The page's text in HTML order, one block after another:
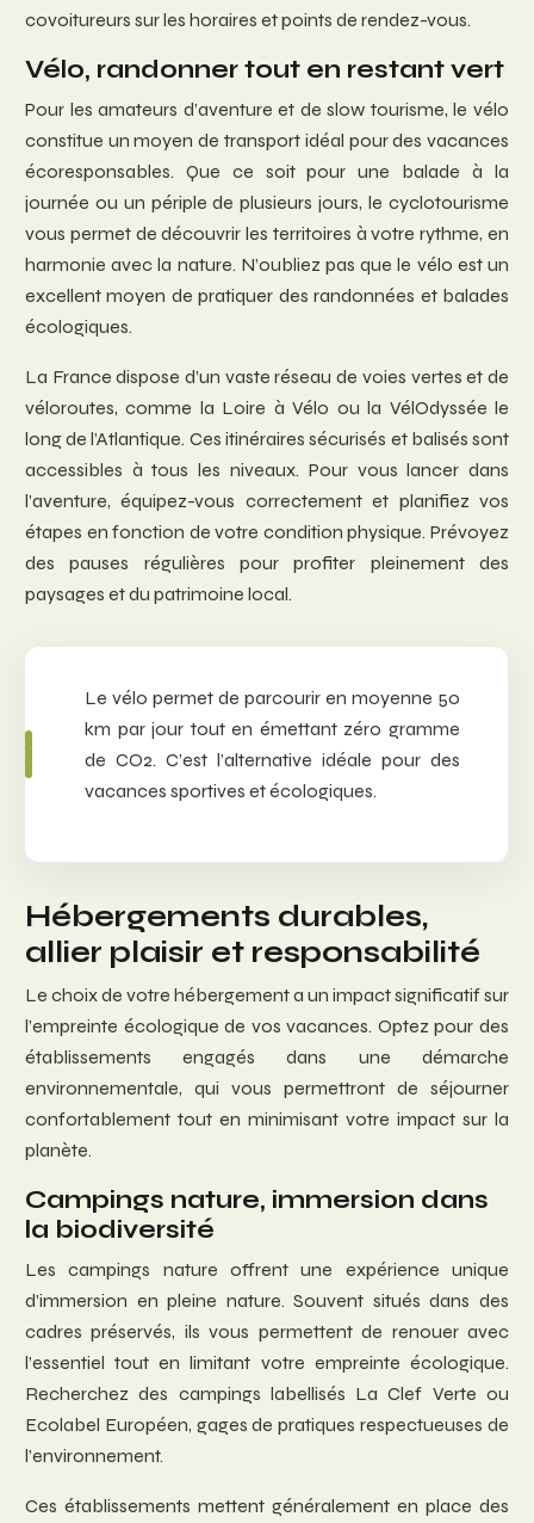
covoitureurs sur les horaires et points de rendez-vous.
Vélo, randonner tout en restant vert
Pour les amateurs d’aventure et de slow tourisme, le vélo
constitue un moyen de transport idéal pour des vacances
écoresponsables. Que ce soit pour une balade à la
journée ou un périple de plusieurs jours, le cyclotourisme
vous permet de découvrir les territoires à votre rythme, en
harmonie avec la nature. N’oubliez pas que le vélo est un
excellent moyen de pratiquer des randonnées et balades
écologiques.
La France dispose d’un vaste réseau de voies vertes et de
véloroutes, comme la Loire à Vélo ou la VélOdyssée le
long de l’Atlantique. Ces itinéraires sécurisés et balisés sont
accessibles à tous les niveaux. Pour vous lancer dans
l’aventure, équipez-vous correctement et planifiez vos
étapes en fonction de votre condition physique. Prévoyez
des pauses régulières pour profiter pleinement des
paysages et du patrimoine local.
Le vélo permet de parcourir en moyenne 50
km par jour tout en émettant zéro gramme
de CO2. C’est l’alternative idéale pour des
vacances sportives et écologiques.
Hébergements durables,
allier plaisir et responsabilité
Le choix de votre hébergement a un impact significatif sur
l’empreinte écologique de vos vacances. Optez pour des
établissements engagés dans une démarche
environnementale, qui vous permettront de séjourner
confortablement tout en minimisant votre impact sur la
planète.
Campings nature, immersion dans
la biodiversité
Les campings nature offrent une expérience unique
d’immersion en pleine nature. Souvent situés dans des
cadres préservés, ils vous permettent de renouer avec
l’essentiel tout en limitant votre empreinte écologique.
Recherchez des campings labellisés La Clef Verte ou
Ecolabel Européen, gages de pratiques respectueuses de
l’environnement.
Ces établissements mettent généralement en place des